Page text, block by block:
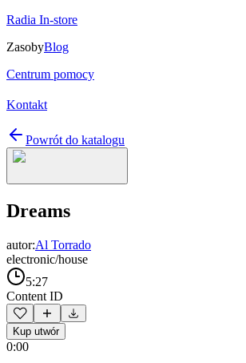
Radia In-store
ZasobyBlog
Centrum pomocy
Kontakt
Powrót do katalogu
Dreams
autor:Al Torrado
electronic/house
5:27
Content ID
Kup utwór
0:00